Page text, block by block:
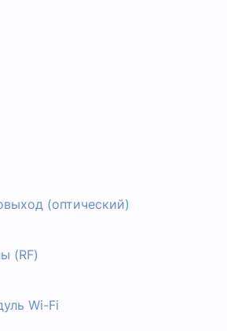
(оптический)
(RF)
Wi-Fi